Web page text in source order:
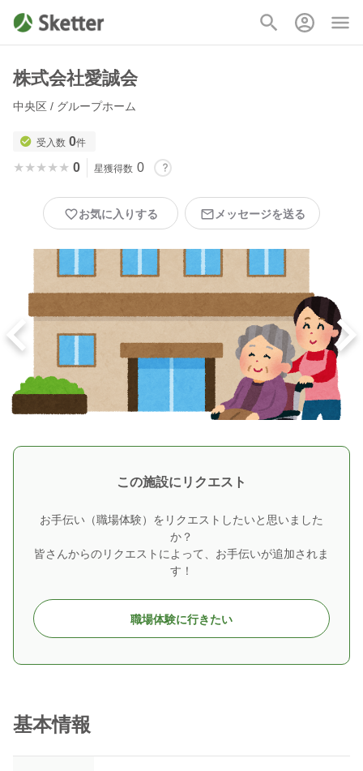
株式会社愛誠会
中央区 / グループホーム
受入数 0件
★★★★★
★★★★★ 0 星獲得数 0
お気に入りする メッセージを送る
この施設にリクエスト
お手伝い（職場体験）をリクエストしたいと思いました
か？
皆さんからのリクエストによって、お手伝いが追加されま
す！
職場体験に行きたい
基本情報